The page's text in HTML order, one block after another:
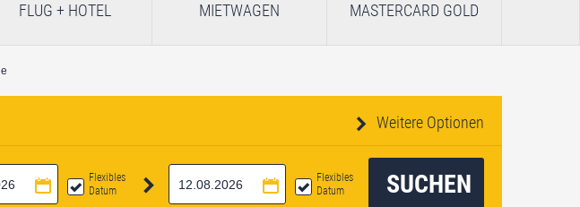
FLUG + HOTEL MIETWAGEN MASTERCARD GOLD
Weitere Optionen
Flexibles
Datum
Flexibles
Datum
SUCHEN